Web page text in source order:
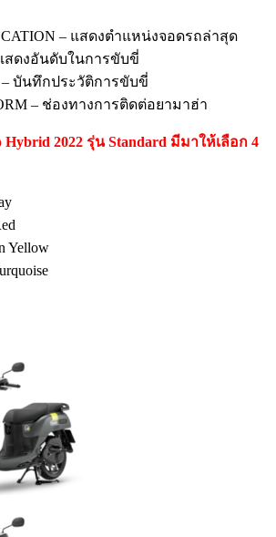
– แสดงตำแหน่งจอดรถล่าสุด
สดงอันดับในการขับขี่
– บันทึกประวัติการขับขี่
– ช่องทางการติดต่อยามาฮ่า
Hybrid 2022 รุ่น Standard มีมาให้เลือก 4
Yellow